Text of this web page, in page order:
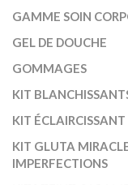
GAMME SOIN
GEL DE DOUCHE
GOMMAGES
KIT
KIT
KIT GLUTA
IMPERFECTIONS